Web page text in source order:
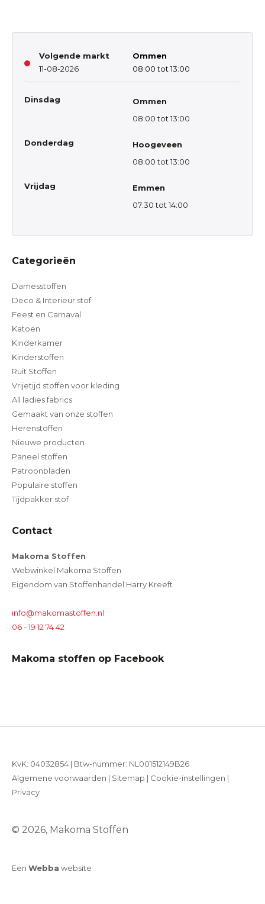
Volgende markt
11-08-2026
Ommen
08:00 tot 13:00
Dinsdag
Ommen
08:00 tot 13:00
Donderdag
Hoogeveen
08:00 tot 13:00
Vrijdag
Emmen
07:30 tot 14:00
Categorieën
Damesstoffen
Deco & Interieur stof
Feest en Carnaval
Katoen
Kinderkamer
Kinderstoffen
Ruit Stoffen
Vrijetijd stoffen voor kleding
All ladies fabrics
Gemaakt van onze stoffen
Herenstoffen
Nieuwe producten
Paneel stoffen
Patroonbladen
Populaire stoffen
Tijdpakker stof
Contact
Makoma Stoffen
Webwinkel Makoma Stoffen
Eigendom van Stoffenhandel Harry Kreeft
info@makomastoffen.nl
06 - 19 12 74 42
Makoma stoffen op Facebook
© 2026, Makoma Stoffen
KvK: 04032854 | Btw-nummer: NL001512149B26
Algemene voorwaarden | Sitemap | Cookie-instellingen |
Privacy
Een Webba website